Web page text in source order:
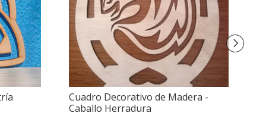
Cuadro Decorativo de Madera -
Caballo Herradura